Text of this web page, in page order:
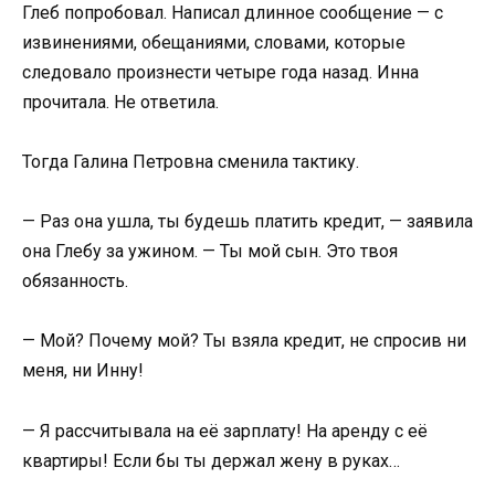
Глеб попробовал. Написал длинное сообщение — с
извинениями, обещаниями, словами, которые
следовало произнести четыре года назад. Инна
прочитала. Не ответила.
Тогда Галина Петровна сменила тактику.
— Раз она ушла, ты будешь платить кредит, — заявила
она Глебу за ужином. — Ты мой сын. Это твоя
обязанность.
— Мой? Почему мой? Ты взяла кредит, не спросив ни
меня, ни Инну!
— Я рассчитывала на её зарплату! На аренду с её
квартиры! Если бы ты держал жену в руках…